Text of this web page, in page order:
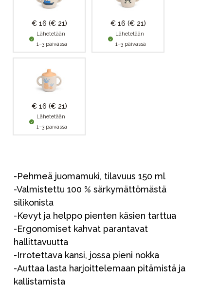
€ 16 (€ 21)
Lähetetään
1–3 päivässä
€ 16 (€ 21)
Lähetetään
1–3 päivässä
€ 16 (€ 21)
Lähetetään
1–3 päivässä
-Pehmeä juomamuki, tilavuus 150 ml
-Valmistettu 100 % särkymättömästä
silikonista
-Kevyt ja helppo pienten käsien tarttua
-Ergonomiset kahvat parantavat
hallittavuutta
-Irrotettava kansi, jossa pieni nokka
-Auttaa lasta harjoittelemaan pitämistä ja
kallistamista